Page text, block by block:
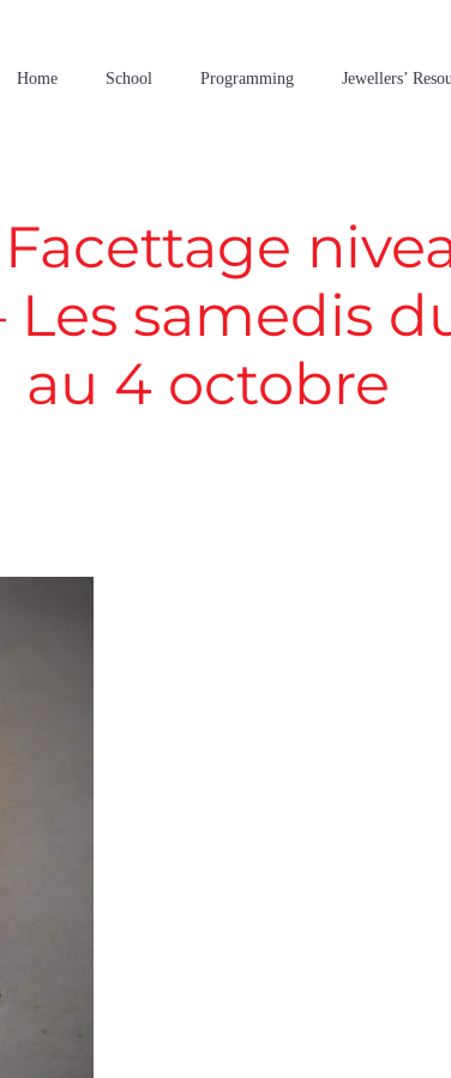
Home School Programming Jewellers’
Les samedis
au 4 octobre